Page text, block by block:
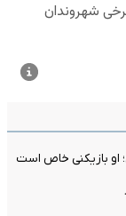
او بازیکنی خاص است